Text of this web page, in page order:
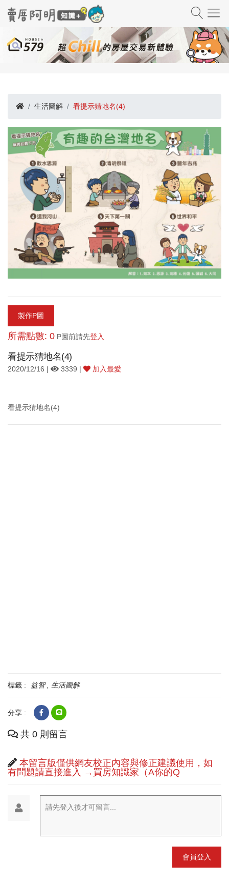
生活圖解 看提示猜地名(4)
製作P圖
所需點數: 0 P圖前請先登入
看提示猜地名(4)
2020/12/16 | 3339 | 加入最愛
看提示猜地名(4)
標籤 : 益智 生活圖解
分享 :
共 0 則留言
本留言版僅供網友校正內容與修正建議使用，如
有問題請直接進入 →買房知識家（A你的Q
請先登入後才可留言...
會員登入